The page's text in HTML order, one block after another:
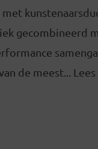
gecombineerd
de meest...